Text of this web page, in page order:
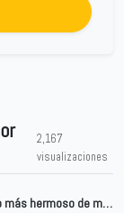
2,167
visualizaciones
GIF Tú eres lo más hermoso de mi vida para Demetrio